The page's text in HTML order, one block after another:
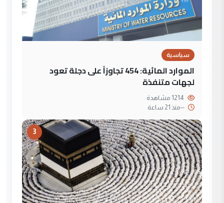
سياسية
الموارد المائية: 454 تجاوزاً على دجلة تعود
لجهات متنفذة
--منذ 21 ساعة
3